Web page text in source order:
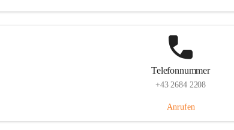
Telefonnummer
+43 2684 2208
Anrufen